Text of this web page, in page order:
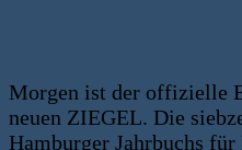
Morgen ist der offizielle
neuen ZIEGEL. Die
Hamburger Jahrbuchs